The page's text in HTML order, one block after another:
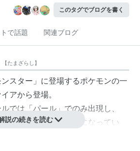
このタグでブログを書く
で話題 関連ブログ
【たまざらし 】
スター」に登場するポケモンの一
アから登場。
では「パール」でのみ出現し、
出現するパウワウ
と対になってい
説の続きを読む